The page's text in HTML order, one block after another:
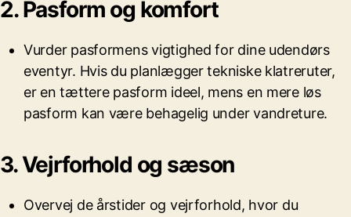
2. Pasform og komfort
Vurder pasformens vigtighed for dine udendørs
eventyr. Hvis du planlægger tekniske klatreruter,
er en tættere pasform ideel, mens en mere løs
pasform kan være behagelig under vandreture.
3. Vejrforhold og sæson
Overvej de årstider og vejrforhold, hvor du